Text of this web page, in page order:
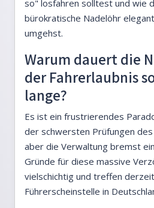
so" losfahren solltest und wie
bürokratische Nadelöhr
umgehst.
Warum dauert die
der Fahrerlaubnis
lange?
Es ist ein frustrierendes
der schwersten Prüfungen
aber die Verwaltung bremst
Gründe für diese massive
vielschichtig und treffen
Führerscheinstelle in